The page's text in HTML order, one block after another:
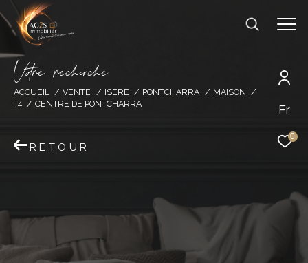
Fr
0
Vore recece
ACCUEIL VENTE ISERE PONTCHARRA
MAISON
T4
CENTRE DE PONTCHARRA
RETOUR